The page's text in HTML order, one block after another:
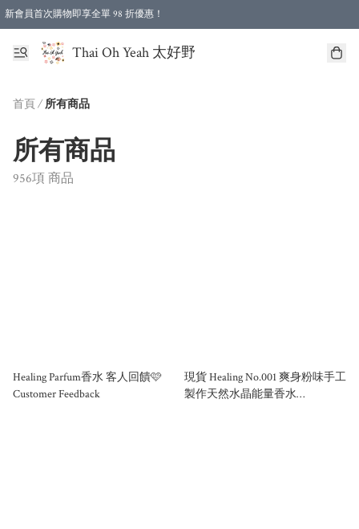
新會員首次購物即享全單 98 折優惠！
特選會員可享全單低至 96 折優惠！
Thai Oh Yeah 太好野
首頁/所有商品
所有商品
956項 商品
Healing Parfum香水 客人回饋🩷
Customer Feedback
現貨 Healing No.001 爽身粉味手工
製作天然水晶能量香水